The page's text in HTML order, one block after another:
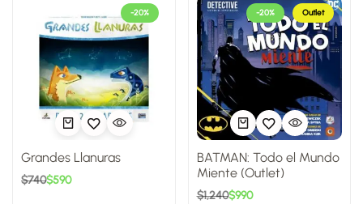
-20%
Grandes Llanuras
$740$590
-20% Outlet
BATMAN: Todo el Mundo
Miente (Outlet)
$1,240$990